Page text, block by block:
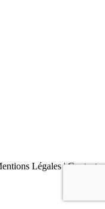
Légales | Contact